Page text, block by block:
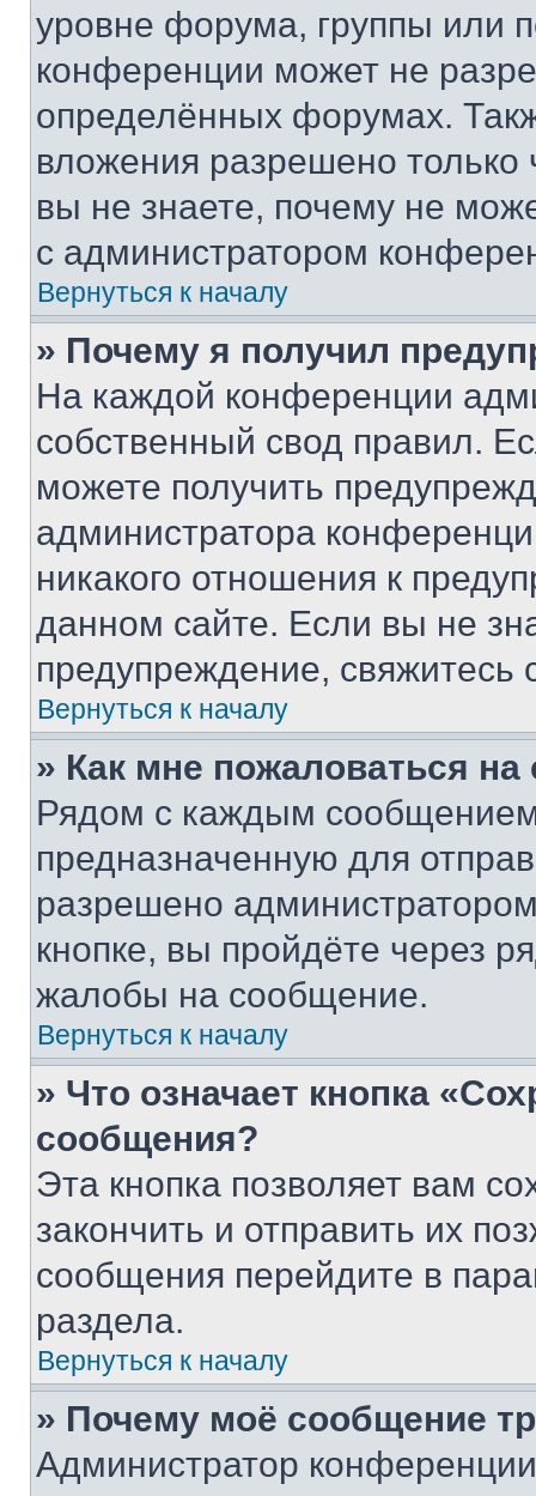
уровне форума, группы или
конференции может не
определённых форумах.
вложения разрешено
вы не знаете, почему не
с администратором
Вернуться к началу
» Почему я получил
На каждой конференции
собственный свод правил.
можете получить
администратора
никакого отношения к
данном сайте. Если вы не
предупреждение,
Вернуться к началу
» Как мне пожаловаться
Рядом с каждым сообщением
предназначенную для
разрешено
кнопке, вы пройдёте через
жалобы на сообщение.
Вернуться к началу
» Что означает кнопка
сообщения?
Эта кнопка позволяет вам
закончить и отправить их
сообщения перейдите в
раздела.
Вернуться к началу
» Почему моё сообщение
Администратор